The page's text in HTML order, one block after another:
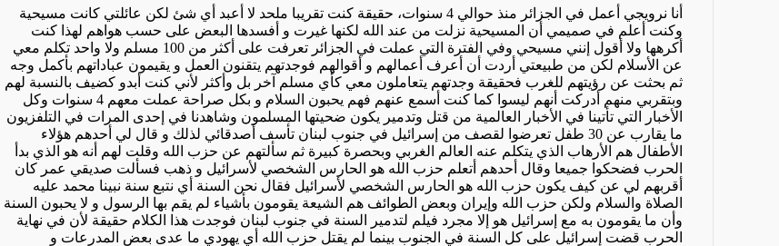
أنا نرويجي أعمل في الجزائر منذ حوالي 4سنوات، حقيقة كنت تقريبا ملحد لا أعبد أي شئ لكن عائلتي كانت مسيحية
وكنت أعلم في صميمي أن المسيحية نزلت من عند الله لكنها غيرت و أفسدها البعض على حسب هواهم لهذا كنت
أكرهها ولا أقول إنني مسيحي وفي الفترة التي عملت في الجزائر تعرفت على أكثر من 100 مسلم ولا واحد تكلم معي
عن الأسلام لكن من طبيعتي أردت أن أعرف أعمالهم و أقوالهم فوجدتهم يتقنون العمل و يقيمون عباداتهم بأكمل وجه
ثم بحثت عن رؤيتهم للغرب فحقيقة وجدتهم يتعاملون معي كأي مسلم آخر بل وأكثر لأني كنت أبدو كضيف بالنسبة لهم
وبتقربي منهم أدركت أنهم ليسوا كما كنت أسمع عنهم فهم يحبون السلام و بكل صراحة عملت معهم 4سنوات وكل
الأخبار التي تأتينا في الأخبار العالمية من قتل وتدمير يكون ضحيتها المسلمون وشاهدنا في إحدى المرات في التلفزيون
ما يقارب عن 30طفل تعرضوا لقصف من إسرائيل في جنوب لبنان تأسف أصدقائي لذلك و قال لي أحدهم هؤلاء
الأطفال هم الأرهاب الذي يتكلم عنه العالم الغربي وبحصرة كبيرة ثم سألتهم عن حزب الله وقلت لهم أنه هو الذي بدأ
الحرب فضحكوا جميعا وقال أحدهم أتعلم حزب الله هو الحارس الشخصي لأسرائيل و ذهب فسألت صديقي عمر كان
أقربهم لي عن كيف يكون حزب الله هو الحارس الشخصي لأسرائيل فقال نحن السنة أي نتبع سنة نبينا محمد عليه
الصلاة والسلام ولكن حزب الله وإيران وبعض الطوائف هم الشيعة يقومون بأشياء لم يقم بها الرسول و لا يحبون السنة
وأن ما يقومون به مع إسرائيل هو إلا مجرد فيلم لتدمير السنة في جنوب لبنان فوجدت هذا الكلام حقيقة لأن في نهاية
الحرب قضت إسرائيل على كل السنة في الجنوب بينما لم يقتل حزب الله أي يهودي ما عدى بعض المدرعات و